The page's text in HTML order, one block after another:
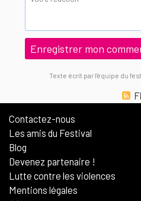
Texte écrit par l'équipe du
Contactez-nous
Les amis du Festival
Blog
Devenez partenaire !
Lutte contre les violences
Mentions légales